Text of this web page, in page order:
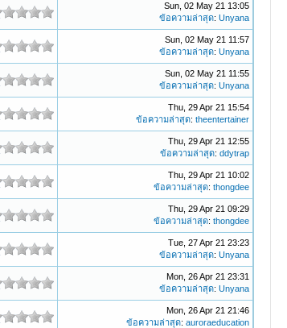
Sun, 02 May 21 13:05
ข้อความล่าสุด: Unyana
Sun, 02 May 21 11:57
ข้อความล่าสุด: Unyana
Sun, 02 May 21 11:55
ข้อความล่าสุด: Unyana
Thu, 29 Apr 21 15:54
ข้อความล่าสุด: theentertainer
Thu, 29 Apr 21 12:55
ข้อความล่าสุด: ddytrap
Thu, 29 Apr 21 10:02
ข้อความล่าสุด: thongdee
Thu, 29 Apr 21 09:29
ข้อความล่าสุด: thongdee
Tue, 27 Apr 21 23:23
ข้อความล่าสุด: Unyana
Mon, 26 Apr 21 23:31
ข้อความล่าสุด: Unyana
Mon, 26 Apr 21 21:46
ข้อความล่าสุด: auroraeducation